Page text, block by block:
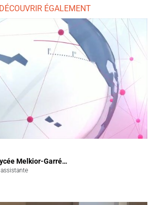
ÉGALEMENT
Melkior-Garré…